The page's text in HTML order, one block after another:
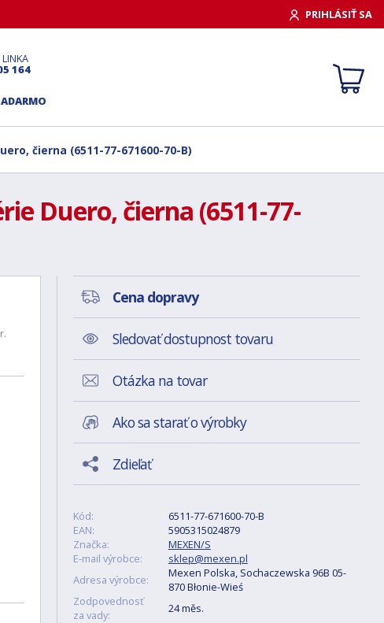
PRIHLÁSIŤ SA
164
čierna (6511-77-671600-70-B)
Duero, čierna (6511-77-
Cena dopravy
Sledovať dostupnost tovaru
Otázka na tovar
Ako sa starať o výrobky
Zdieľať
Kód:
6511-77-671600-70-B
EAN:
5905315024879
Značka:
MEXEN/S
E-mail výrobce:
sklep@mexen.pl
Adresa výrobce:
Mexen Polska, Sochaczewska 96B 05-
870 Błonie-Wieś
Zodpovednosť
za vady:
24 měs.